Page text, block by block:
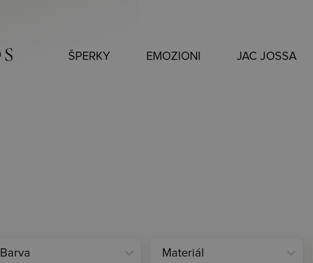
ŠPERKY EMOZIONI JAC JOSSA
expand_more
Barva expand_more
Materiál